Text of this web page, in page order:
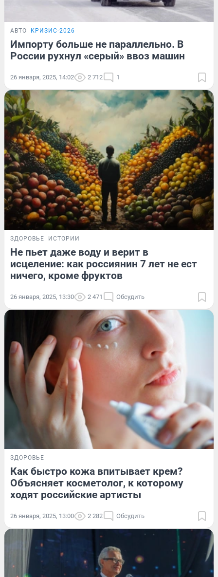
АВТО КРИЗИС-2026
Импорту больше не параллельно. В
России рухнул «серый» ввоз машин
26 января, 2025, 14:02 2 712 1
ЗДОРОВЬЕ ИСТОРИИ
Не пьет даже воду и верит в
исцеление: как россиянин 7 лет не ест
ничего, кроме фруктов
26 января, 2025, 13:30 2 471 Обсудить
ЗДОРОВЬЕ
Как быстро кожа впитывает крем?
Объясняет косметолог, к которому
ходят российские артисты
26 января, 2025, 13:00 2 282 Обсудить